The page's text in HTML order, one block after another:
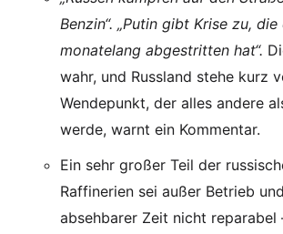
Benzin“. „Putin gibt Krise zu, die
monatelang abgestritten hat“.
wahr, und Russland stehe kurz
Wendepunkt, der alles andere
werde, warnt ein Kommentar.
Ein sehr großer Teil der
Raffinerien sei außer Betrieb
absehbarer Zeit nicht reparabel